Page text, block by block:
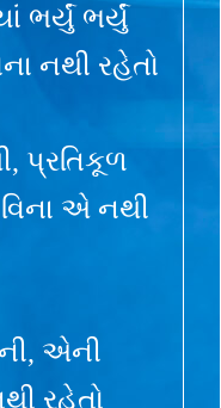
ભર્યું ભર્યું
નથી રહેતો
પ્રતિકૂળ
એ નથી
એની
રહેતો